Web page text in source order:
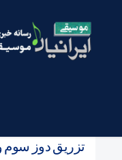
تزریق دوز سوم